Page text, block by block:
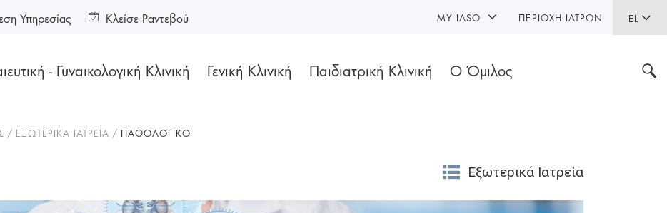
EL
- Γυναικολογική Κλινική Γενική Κλινική Παιδιατρική Κλινική Ο Όμιλος
Υπηρεσίας Κλείσε Ραντεβού MY IASO ΠΕΡΙΟΧΉ ΙΑΤΡΏΝ
ΕΞΩΤΕΡΙΚΑ ΙΑΤΡΕΙΑ ΠΑΘΟΛΟΓΙΚΟ
Εξωτερικά Ιατρεία